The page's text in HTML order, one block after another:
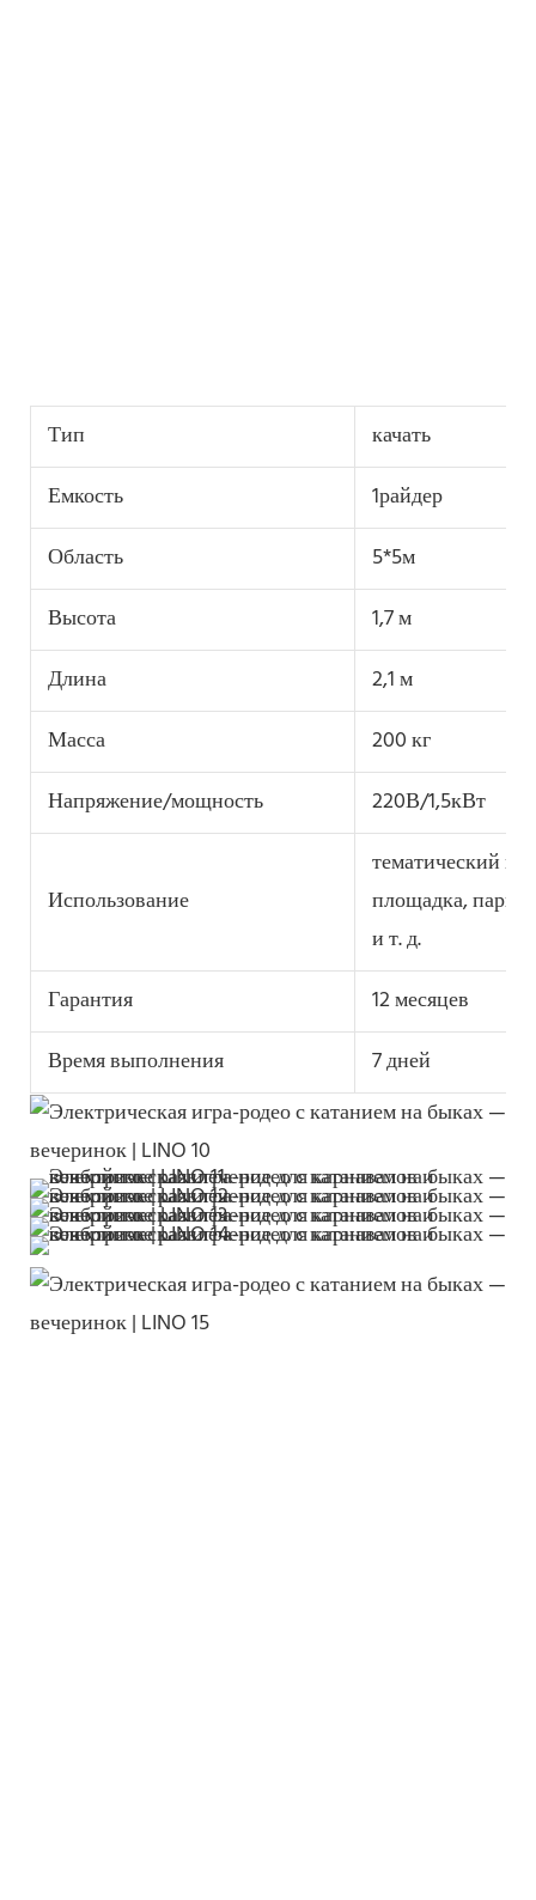
Тип
качать
Емкость
1райдер
Область
5*5м
Высота
1,7 м
Длина
2,1 м
Масса
200 кг
Напряжение/мощность
220В/1,5кВт
Использование
тематический
площадка, парк
и т. д.
Гарантия
12 месяцев
Время выполнения
7 дней